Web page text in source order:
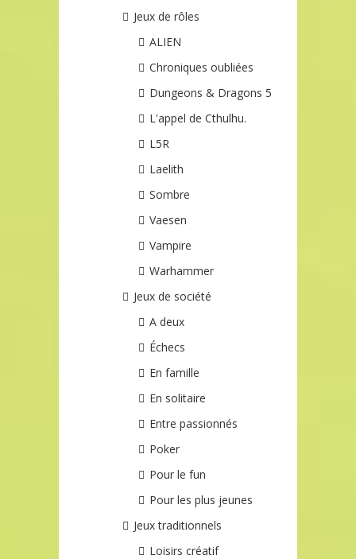
Jeux de rôles
ALIEN
Chroniques oubliées
Dungeons & Dragons 5
L'appel de Cthulhu.
L5R
Laelith
Sombre
Vaesen
Vampire
Warhammer
Jeux de société
A deux
Échecs
En famille
En solitaire
Entre passionnés
Poker
Pour le fun
Pour les plus jeunes
Jeux traditionnels
Loisirs créatif